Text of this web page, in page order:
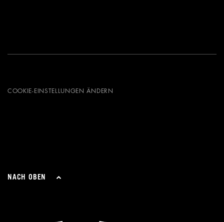
COOKIE-EINSTELLUNGEN ÄNDERN
NACH OBEN